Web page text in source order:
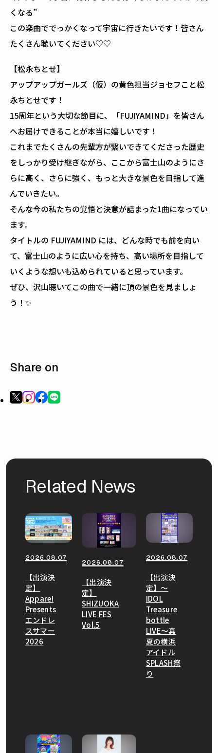
くなる”
この楽曲ででっかくなって宇宙に行きたいです！皆さん
たくさん聴いてください♡♡
【松永ちとせ】
アップアップガールズ（仮）の黄色担当ジョセフこと松
永ちとせです！
15周年という大切な節目に、「FUJIYAMIND」を皆さん
へお届けできることが本当に嬉しいです！
これまでたくさんの先輩方が繋いできてくださった歴史
をしっかり受け継ぎながら、ここから富士山のようにさ
らに高く、さらに強く、もっと大きな景色を目指して進
んでいきたい。
そんな今の私たちの覚悟と決意が詰まった1曲になってい
ます。
タイトルの FUJIYAMIND には、どんな時でも前を向い
て、富士山のように広い心を持ち、高い場所を目指して
いくような想いも込められていると思っています。
ぜひ、沢山聴いてこの曲で一緒に頂の景色を見ましょ
う！✨
Share on
Related News
2026.08.07
【出演決
定】
Appare!
Presents
エンドレ
スサマー
2026
2026.08.07
【出演決
定】
SHIZUOKA
LIVE FES
Vol.5
2026.08.07
【出演決
定】〜
IDOL
Treasure
bottle
LIVE〜真
夏の横浜
アイドル
SPLASH祭
り